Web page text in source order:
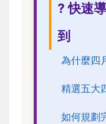
? 快速
到
為什麼四
精選五大
如何規劃